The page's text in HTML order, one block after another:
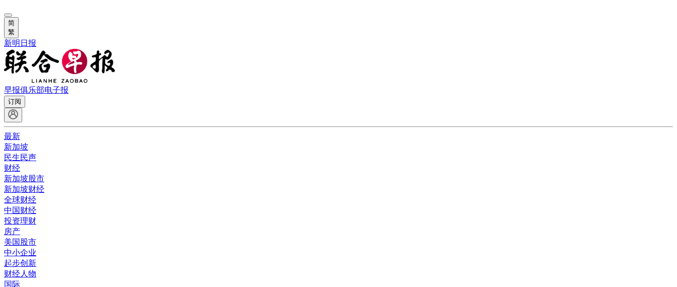
简
繁
新明日报
早报俱乐部电子报
订阅
最新
新加坡
民生民声
财经
新加坡股市
新加坡财经
全球财经
中国财经
投资理财
房产
美国股市
中小企业
起步创新
财经人物
国际